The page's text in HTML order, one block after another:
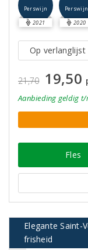
Perswijn
2021
Perswijn
2020
Op verlanglijst
21,70 19,50
Aanbieding geldig t/
Fles
Elegante Saint-
frisheid